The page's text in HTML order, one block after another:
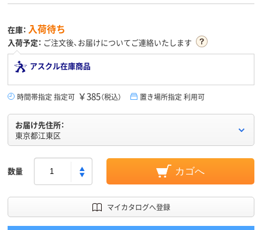
在庫： 入荷待ち
入荷予定： ご注文後、お届けについてご連絡いたします
アスクル在庫商品
時間帯指定 指定可 ￥385（税込） 置き場所指定 利用可
お届け先住所：
東京都江東区
数量 カゴへ
マイカタログへ登録